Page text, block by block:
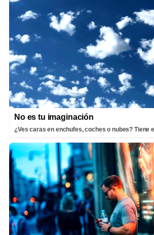
No es tu imaginación
¿Ves caras en enchufes, coches o nubes? Tiene